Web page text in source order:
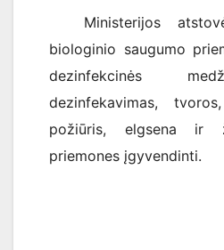
Ministerijos
biologinio saugumo
dezinfekcinės
dezinfekavimas,
požiūris, elgsena ir
priemones įgyvendinti.